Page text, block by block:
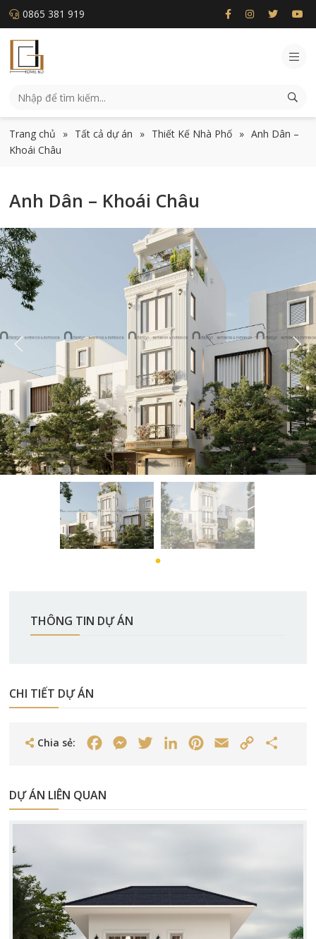
0865 381 919
Trang chủ » Tất cả dự án » Thiết Kế Nhà Phố » Anh Dân –
Khoái Châu
Anh Dân – Khoái Châu
THÔNG TIN DỰ ÁN
CHI TIẾT DỰ ÁN
Chia sẻ: FacebookMessenger
TwitterLinkedInPinterest
Email
Copy
DỰ ÁN LIÊN QUAN